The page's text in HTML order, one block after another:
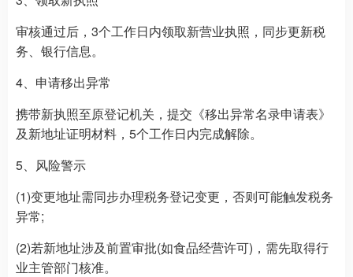
审核通过后，3个工作日内领取新营业执照，同步更新税
务、银行信息。
4、申请移出异常
携带新执照至原登记机关，提交《移出异常名录申请表》
及新地址证明材料，5个工作日内完成解除。
5、风险警示
(1)变更地址需同步办理税务登记变更，否则可能触发税务
异常;
(2)若新地址涉及前置审批(如食品经营许可)，需先取得行
业主管部门核准。